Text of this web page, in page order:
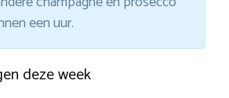
een uur.
deze week